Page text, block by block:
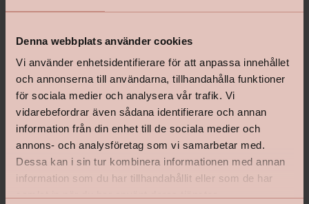
Denna webbplats använder cookies
Vi använder enhetsidentifierare för att anpassa innehållet
och annonserna till användarna, tillhandahålla funktioner
för sociala medier och analysera vår trafik. Vi
vidarebefordrar även sådana identifierare och annan
information från din enhet till de sociala medier och
annons- och analysföretag som vi samarbetar med.
Dessa kan i sin tur kombinera informationen med annan
information som du har tillhandahållit eller som de har
Relaterade produkter